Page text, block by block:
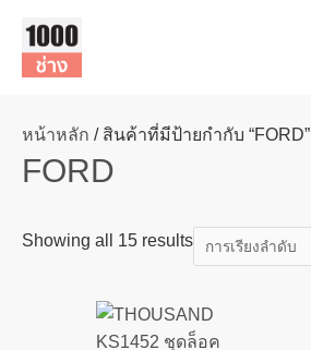
content
หน้าหลัก / สินค้าที่มีป้ายกำกับ “FORD”
FORD
Showing all 15 results